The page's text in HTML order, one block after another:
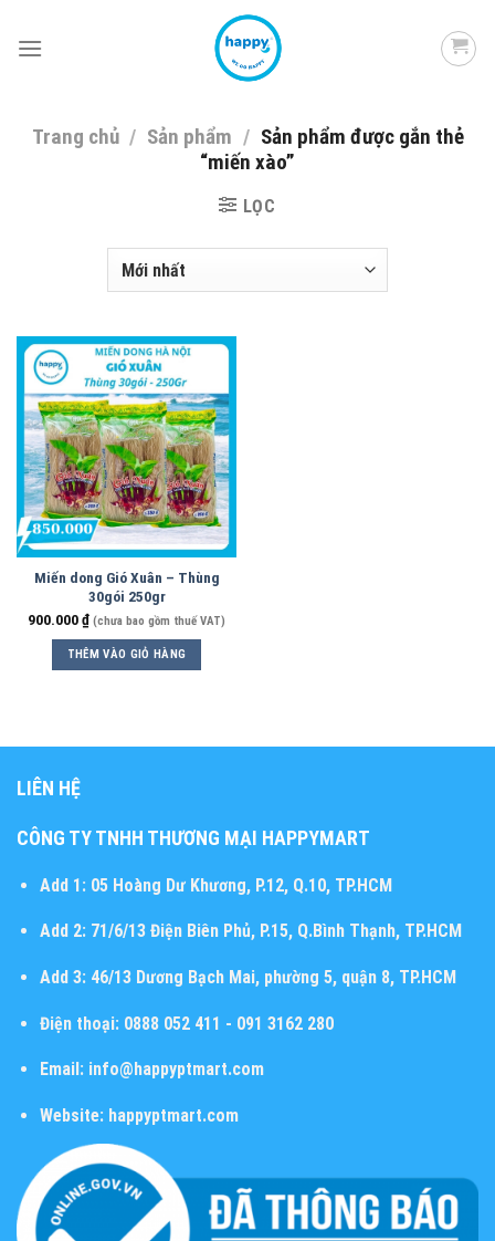
Trang chủ / Sản phẩm / Sản phẩm được gắn thẻ
“miến xào”
LỌC
Miến dong Gió Xuân – Thùng
30gói 250gr
900.000₫ (chưa bao gồm thuế VAT)
THÊM VÀO GIỎ HÀNG
LIÊN HỆ
CÔNG TY TNHH THƯƠNG MẠI HAPPYMART
Add 1:05 Hoàng Dư Khương, P.12, Q.10, TP.HCM
Add 2:71/6/13 Điện Biên Phủ, P.15, Q.Bình Thạnh, TP.HCM
Add 3:46/13 Dương Bạch Mai, phường 5, quận 8, TP.HCM
Điện thoại:0888 052 411 - 091 3162 280
Email:info@happyptmart.com
Website: happyptmart.com